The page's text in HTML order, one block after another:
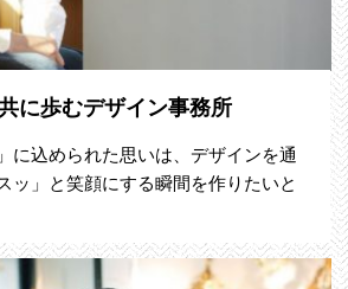
に歩むデザイン事務所
に込められた思いは、デザインを通
ッ」と笑顔にする瞬間を作りたいと